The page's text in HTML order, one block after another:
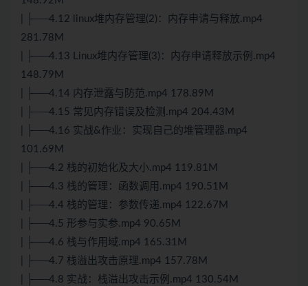
| ├──4.12 linux堆内存管理(2)：内存申请与释放.mp4
281.78M
| ├──4.13 Linux堆内存管理(3)：内存申请释放示例.mp4
148.79M
| ├──4.14 内存泄露与防范.mp4 178.89M
| ├──4.15 常见内存错误及检测.mp4 204.43M
| ├──4.16 实战&作业：实现自己的堆管理器.mp4
101.69M
| ├──4.2 栈的初始化及大小.mp4 119.81M
| ├──4.3 栈的管理：函数调用.mp4 190.51M
| ├──4.4 栈的管理：参数传递.mp4 122.67M
| ├──4.5 形参与实参.mp4 90.65M
| ├──4.6 栈与作用域.mp4 165.31M
| ├──4.7 栈溢出攻击原理.mp4 157.78M
| ├──4.8 实战：栈溢出攻击示例.mp4 130.54M